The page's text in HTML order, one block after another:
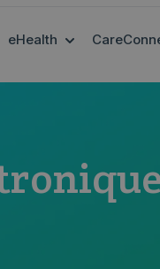
eHealth SHOW